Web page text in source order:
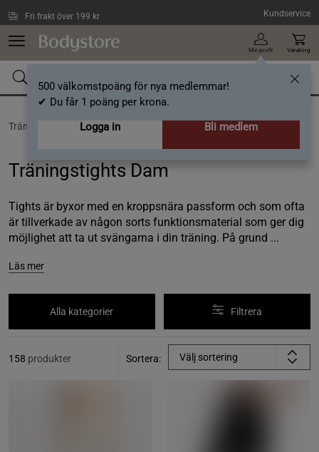
Fri frakt över 199 kr Kundservice
Min profil
500 välkomstpoäng för nya medlemmar!
✔ Du får 1 poäng per krona.
Logga in
Bli medlem
Varukorg
Träning / Träningskläder dam / Träningstights Dam
Träningstights Dam
Tights är byxor med en kroppsnära passform och som ofta
är tillverkade av någon sorts funktionsmaterial som ger dig
möjlighet att ta ut svängarna i din träning. På grund ...
Läs mer
Alla kategorier Filtrera
158 produkter Sortera: Välj sortering